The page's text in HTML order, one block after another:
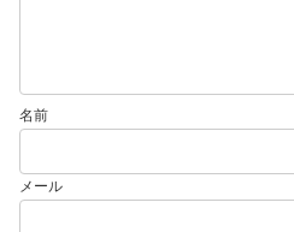
名前
メール